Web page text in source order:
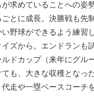
求めていることへの姿
とに成長。決勝戦も先
野球ができるよう練習
ズから。エンドランも
ドカップ（来年にグル
も、大きな収穫となった
走や一塁ベースコーチ